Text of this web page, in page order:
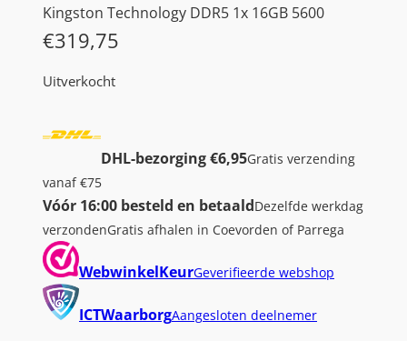
Kingston Technology DDR5 1x 16GB 5600
€319,75
Uitverkocht
DHL-bezorging €6,95Gratis verzending
vanaf €75
Vóór 16:00 besteld en betaaldDezelfde werkdag
verzondenGratis afhalen in Coevorden of Parrega
WebwinkelKeurGeverifieerde webshop
ICTWaarborgAangesloten deelnemer